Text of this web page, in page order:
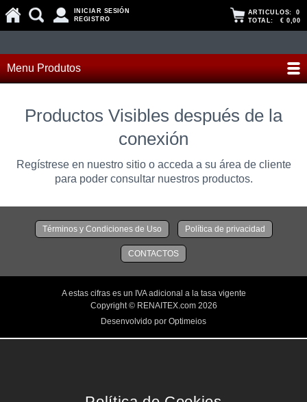
INICIAR SESIÓN
REGISTRO
ARTICULOS:0
TOTAL:
€ 0,00
Menu Produtos
Productos Visibles después de la
conexión
Regístrese en nuestro sitio o acceda a su área de cliente
para poder consultar nuestros productos.
Términos y Condiciones de Uso Política de privacidad
CONTACTOS
A estas cifras es un IVA adicional a la tasa vigente
Copyright © RENAITEX.com 2026
Desenvolvido por Optimeios